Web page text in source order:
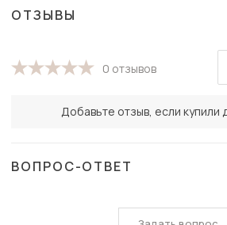
ОТЗЫВЫ
0 отзывов
Добавьте отзыв, если купили
ВОПРОС-ОТВЕТ